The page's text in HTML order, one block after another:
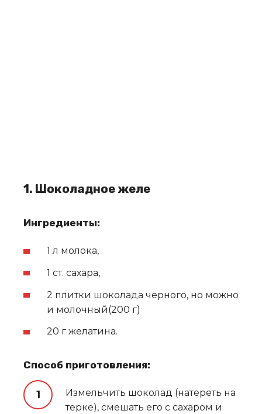
1. Шоколадное желе
Ингредиенты:
1 л молока,
1 ст. сахара,
2 плитки шоколада черного, но можно
и молочный(200 г)
20 г желатина.
Способ приготовления:
Измельчить шоколад (натереть на
терке), смешать его с сахаром и